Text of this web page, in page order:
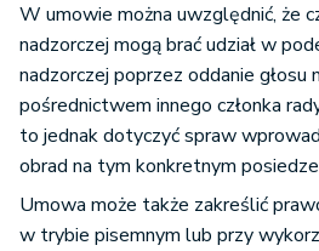
W umowie można uwzględnić, że
nadzorczej mogą brać udział w
nadzorczej poprzez oddanie głosu
pośrednictwem innego członka
to jednak dotyczyć spraw
obrad na tym konkretnym
Umowa może także zakreślić
w trybie pisemnym lub przy